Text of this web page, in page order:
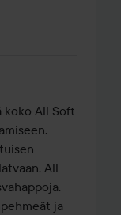
koko All Soft
All
ja